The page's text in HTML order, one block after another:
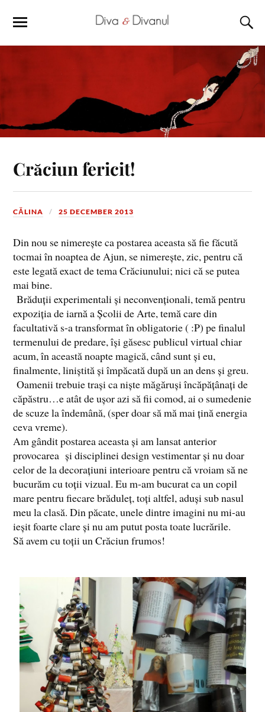
Crăciun fericit!
CĂLINA 25 DECEMBER 2013
Din nou se nimerește ca postarea aceasta să fie făcută
tocmai în noaptea de Ajun, se nimerește, zic, pentru că
este legată exact de tema Crăciunului; nici că se putea
mai bine.
Brăduții experimentali și neconvenționali, temă pentru
expoziția de iarnă a Școlii de Arte, temă care din
facultativă s-a transformat în obligatorie ( :P) pe finalul
termenului de predare, își găsesc publicul virtual chiar
acum, în această noapte magică, când sunt și eu,
finalmente, liniștită și împăcată după un an dens și greu.
Oamenii trebuie trași ca niște măgăruși încăpățânați de
căpăstru…e atât de ușor azi să fii comod, ai o sumedenie
de scuze la îndemână, (sper doar să mă mai țină energia
ceva vreme).
Am gândit postarea aceasta și am lansat anterior
provocarea și disciplinei design vestimentar și nu doar
celor de la decorațiuni interioare pentru că vroiam să ne
bucurăm cu toții vizual. Eu m-am bucurat ca un copil
mare pentru fiecare brăduleț, toți altfel, aduși sub nasul
meu la clasă. Din păcate, unele dintre imagini nu mi-au
ieșit foarte clare și nu am putut posta toate lucrările.
Să avem cu toții un Crăciun frumos!